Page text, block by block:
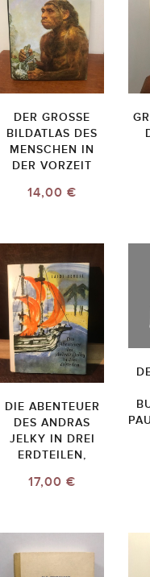
DER GROSSE B
ILDATLAS DES M
ENSCHEN IN D
ER VORZEIT
14,00 €
DIE ABENTEUER
DES ANDRAS
JELKY IN DREI
ERDTEILEN,
17,00 €